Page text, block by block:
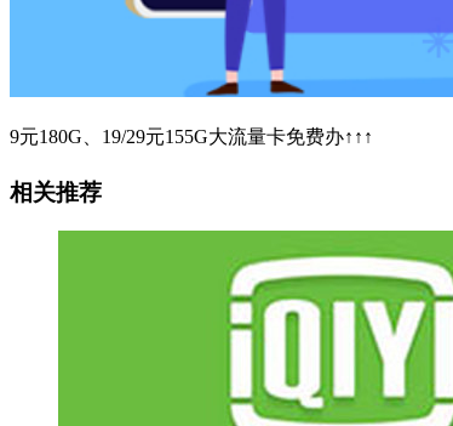
9元180G、19/29元155G大流量卡免费办↑↑↑
相关推荐